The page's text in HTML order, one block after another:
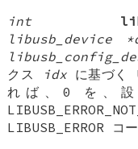
int
libusb_device
クス
idxに基づく
れば、0 を、設
LIBUSB_ERROR コー